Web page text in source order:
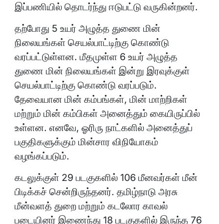
இப்பணியில் தொடர்ந்து ஈடுபட்டு வருகின்றனர்.
தற்போது 5 உயர் அழுத்த துணை மின்
நிலையங்கள் செயல்பாட்டிற்கு கொண்டு
வரப்பட்டுள்ளன. மீதமுள்ள 6 உயர் அழுத்த
துணை மின் நிலையங்கள் இன்று இரவுக்குள்
செயல்பாட்டிற்கு கொண்டு வரப்படும்.
தேவையான மின் கம்பங்கள், மின் மாற்றிகள்
மற்றும் மின் கம்பிகள் அனைத்தும் கையிருப்பில்
உள்ளன. எனவே, ஓரிரு நாட்களில் அனைத்துப்
பகுதிகளுக்கும் மின்சார விநியோகம்
வழங்கப்படும்.
கடலுக்குள் 29 படகுகளில் 106 மீனவர்கள் மீன்
பிடிக்கச் சென்றிருந்தனர். தமிழ்நாடு அரசு
மீன்வளத் துறை மற்றும் கடலோர காவல்
படையினர் இணைந்து 18 படகுகளில் இருந்த 76